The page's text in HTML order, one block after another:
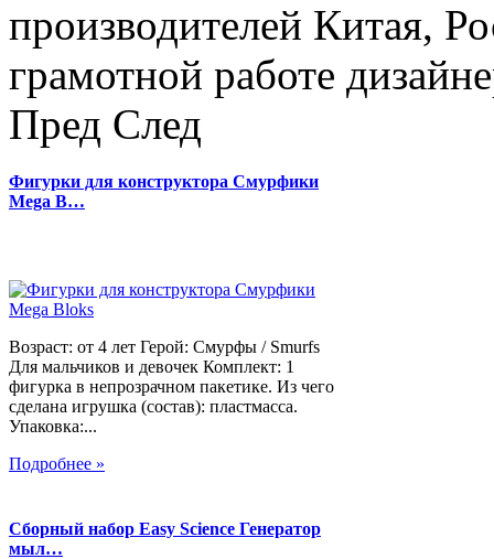
производителей Китая,
грамотной работе
Пред След
Фигурки для конструктора Смурфики
Mega B…
Возраст: от 4 лет Герой: Смурфы / Smurfs
Для мальчиков и девочек Комплект: 1
фигурка в непрозрачном пакетике. Из чего
сделана игрушка (состав): пластмасса.
Упаковка:...
Подробнее »
Сборный набор Easy Science Генератор
мыл…